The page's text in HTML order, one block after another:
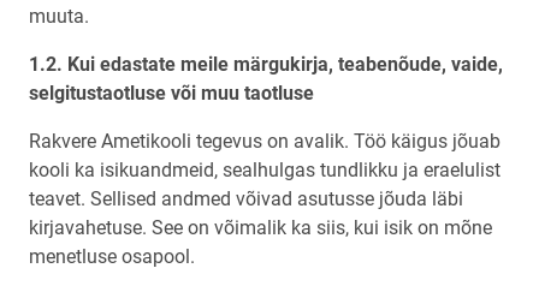
muuta.
1.2. Kui edastate meile märgukirja, teabenõude, vaide,
selgitustaotluse või muu taotluse
Rakvere Ametikooli tegevus on avalik. Töö käigus jõuab
kooli ka isikuandmeid, sealhulgas tundlikku ja eraelulist
teavet. Sellised andmed võivad asutusse jõuda läbi
kirjavahetuse. See on võimalik ka siis, kui isik on mõne
menetluse osapool.